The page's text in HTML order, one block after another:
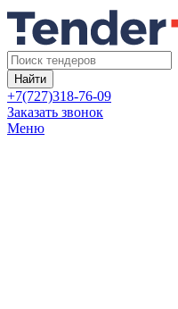
Найти
+7(727)318-76-09
Заказать звонок
Меню